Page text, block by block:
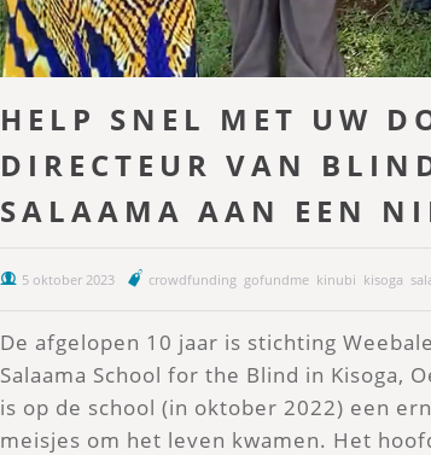
HELP SNEL MET UW
DIRECTEUR VAN
SALAAMA AAN EEN
5 oktober 2023 crowdfunding gofundme kinubi kisoga
De afgelopen 10 jaar is stichting
Salaama School for the Blind in Kisoga,
is op de school (in oktober 2022) een
meisjes om het leven kwamen. Het